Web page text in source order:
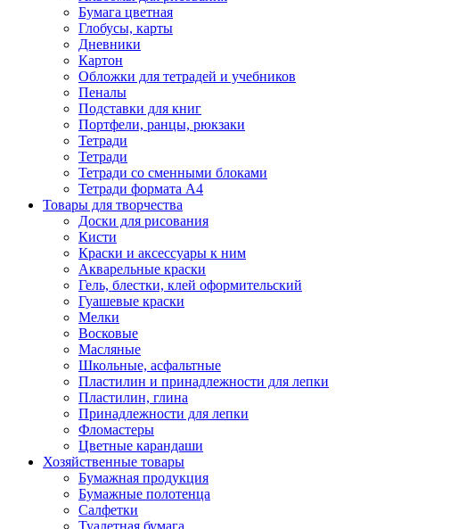
Бумага цветная
Глобусы, карты
Дневники
Картон
Обложки для тетрадей и учебников
Пеналы
Подставки для книг
Портфели, ранцы, рюкзаки
Тетради
Тетради
Тетради со сменными блоками
Тетради формата А4
Товары для творчества
Доски для рисования
Кисти
Краски и аксессуары к ним
Акварельные краски
Гель, блестки, клей оформительский
Гуашевые краски
Мелки
Восковые
Масляные
Школьные, асфальтные
Пластилин и принадлежности для лепки
Пластилин, глина
Принадлежности для лепки
Фломастеры
Цветные карандаши
Хозяйственные товары
Бумажная продукция
Бумажные полотенца
Салфетки
Туалетная бумага